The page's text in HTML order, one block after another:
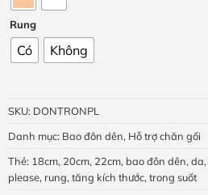
Rung
Có Không
SKU: DONTRONPL
Danh mục: Bao đôn dên, Hỗ trợ chăn gối
Thẻ: 18cm, 20cm, 22cm, bao đôn dên, da,
please, rung, tăng kích thước, trong suốt